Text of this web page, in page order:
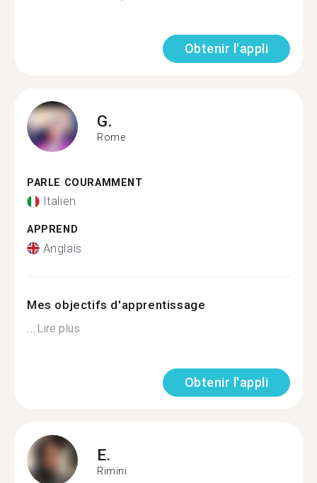
Obtenir l'appli
G.
Rome
PARLE COURAMMENT
Italien
APPREND
Anglais
Mes objectifs d'apprentissage
Lire plus
Obtenir l'appli
E.
Rimini